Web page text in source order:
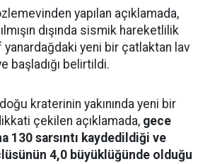
yapılan açıklamada,
dışında sismik hareketlilik
yeni bir çatlaktan lav
başladığı belirtildi.
kraterinin yakınında yeni bir
çekilen açıklamada, gece
130 sarsıntı kaydedildiği ve
4,0 büyüklüğünde olduğu